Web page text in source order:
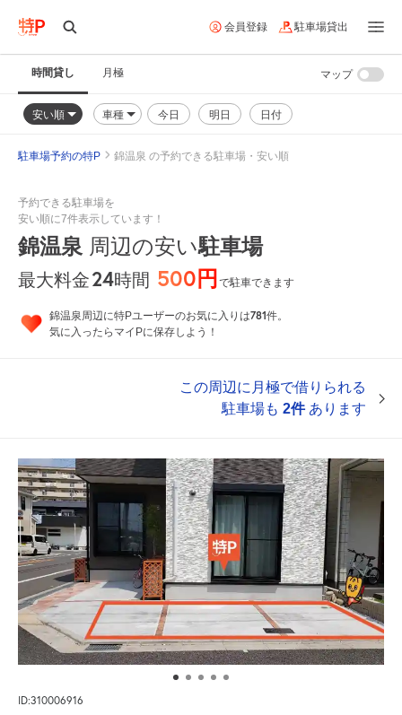
会員登録 駐車場貸出
時間貸し 月極
安い順 車種 今日 明日 日付
マップ
駐車場予約の特P 錦温泉 の予約できる駐車場・安い順
予約できる駐車場を
安い順に7件表示しています！
錦温泉周辺の安い駐車場
最大料金24時間 500円で駐車できます
錦温泉周辺に特Pユーザーのお気に入りは781件。
気に入ったらマイPに保存しよう！
この周辺に月極で借りられる
駐車場も 2件あります
ID:310006916